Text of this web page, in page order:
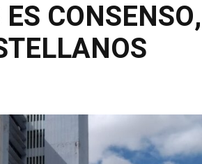
CONSENSO,